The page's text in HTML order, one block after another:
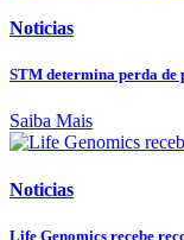
Noticias
STM determina perda
Saiba Mais
Noticias
Life Genomics recebe